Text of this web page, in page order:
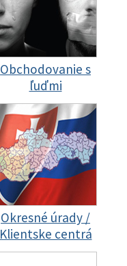
Obchodovanie s
ľuďmi
Okresné úrady /
Klientske centrá